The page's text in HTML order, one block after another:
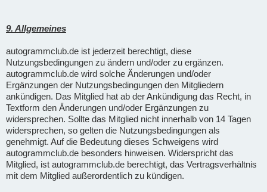
9. Allgemeines
autogrammclub.de ist jederzeit berechtigt, diese
Nutzungsbedingungen zu ändern und/oder zu ergänzen.
autogrammclub.de wird solche Änderungen und/oder
Ergänzungen der Nutzungsbedingungen den Mitgliedern
ankündigen. Das Mitglied hat ab der Ankündigung das Recht, in
Textform den Änderungen und/oder Ergänzungen zu
widersprechen. Sollte das Mitglied nicht innerhalb von 14 Tagen
widersprechen, so gelten die Nutzungsbedingungen als
genehmigt. Auf die Bedeutung dieses Schweigens wird
autogrammclub.de besonders hinweisen. Widerspricht das
Mitglied, ist autogrammclub.de berechtigt, das Vertragsverhältnis
mit dem Mitglied außerordentlich zu kündigen.